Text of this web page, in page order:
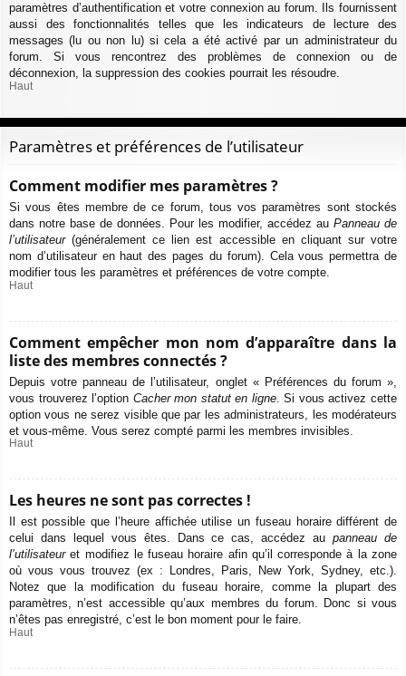
paramètres d’authentification et votre connexion au forum. Ils fournissent
aussi des fonctionnalités telles que les indicateurs de lecture des
messages (lu ou non lu) si cela a été activé par un administrateur du
forum. Si vous rencontrez des problèmes de connexion ou de
déconnexion, la suppression des cookies pourrait les résoudre.
Haut
Paramètres et préférences de l’utilisateur
Comment modifier mes paramètres ?
Si vous êtes membre de ce forum, tous vos paramètres sont stockés
dans notre base de données. Pour les modifier, accédez au Panneau de
l’utilisateur(généralement ce lien est accessible en cliquant sur votre
nom d’utilisateur en haut des pages du forum). Cela vous permettra de
modifier tous les paramètres et préférences de votre compte.
Haut
Comment empêcher mon nom d’apparaître dans la
liste des membres connectés ?
Depuis votre panneau de l’utilisateur, onglet « Préférences du forum »,
vous trouverez l’option Cacher mon statut en ligne. Si vous activez cette
option vous ne serez visible que par les administrateurs, les modérateurs
et vous-même. Vous serez compté parmi les membres invisibles.
Haut
Les heures ne sont pas correctes !
Il est possible que l’heure affichée utilise un fuseau horaire différent de
celui dans lequel vous êtes. Dans ce cas, accédez aupanneau de
l’utilisateuret modifiez le fuseau horaire afin qu’il corresponde à la zone
où vous vous trouvez (ex : Londres, Paris, New York, Sydney, etc.).
Notez que la modification du fuseau horaire, comme la plupart des
paramètres, n’est accessible qu’aux membres du forum. Donc si vous
n’êtes pas enregistré, c’est le bon moment pour le faire.
Haut